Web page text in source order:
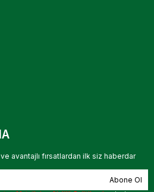
avantajlı fırsatlardan ilk siz haberdar
Abone Ol